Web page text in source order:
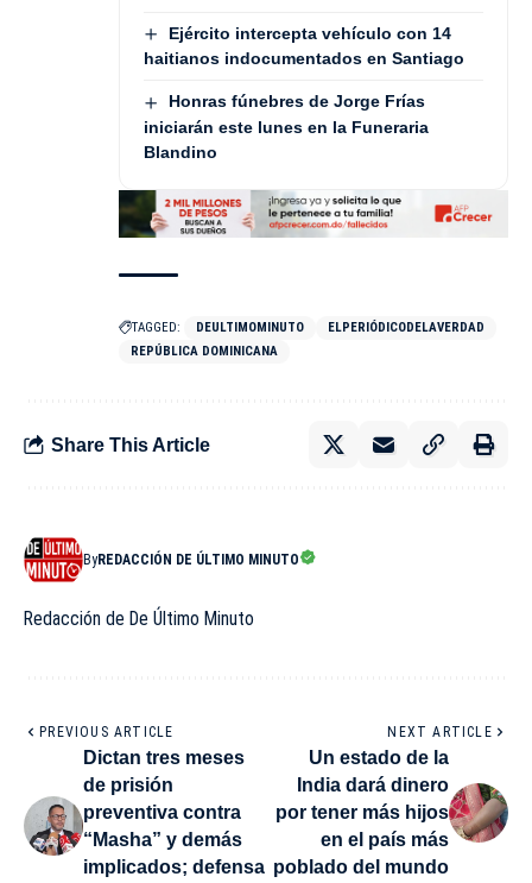
Ejército intercepta vehículo con 14
haitianos indocumentados en Santiago
Honras fúnebres de Jorge Frías
iniciarán este lunes en la Funeraria
Blandino
TAGGED: DEULTIMOMINUTO
ELPERIÓDICODELAVERDAD
REPÚBLICA DOMINICANA
Share This Article
ByREDACCIÓN DE ÚLTIMO MINUTO
Redacción de De Último Minuto
PREVIOUS ARTICLE
Dictan tres meses
de prisión
preventiva contra
“Masha” y demás
implicados; defensa
NEXT ARTICLE
Un estado de la
India dará dinero
por tener más hijos
en el país más
poblado del mundo